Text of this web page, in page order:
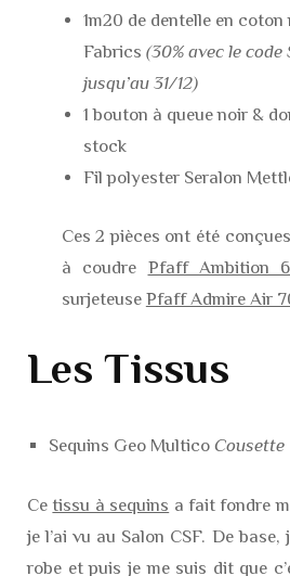
1m20 de dentelle en coton
Fabrics (30% avec le code
jusqu’au 31/12)
1 bouton à queue noir &
stock
Fil polyester Seralon
Ces 2 pièces ont été
à coudre Pfaff Ambition
surjeteuse Pfaff Admire Air
Les Tissus
Sequins Geo Multico Cousette
Ce tissu à sequins a fait fondre
je l’ai vu au Salon CSF. De
robe et puis je me suis dit que